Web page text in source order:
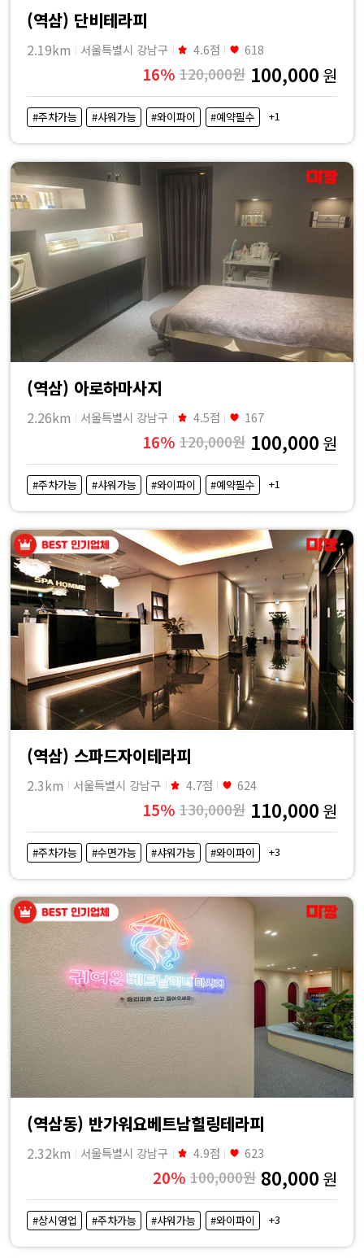
(역삼) 단비테라피
2.19km 서울특별시 강남구 4.6점 618
16% 120,000원 100,000 원
#주차가능 #샤워가능 #와이파이 #예약필수 +1
(역삼) 아로하마사지
2.26km 서울특별시 강남구 4.5점 167
16% 120,000원 100,000 원
#주차가능 #샤워가능 #와이파이 #예약필수 +1
(역삼) 스파드자이테라피
2.3km 서울특별시 강남구 4.7점 624
15% 130,000원 110,000 원
#주차가능 #수면가능 #샤워가능 #와이파이 +3
(역삼동) 반가워요베트남힐링테라피
2.32km 서울특별시 강남구 4.9점 623
20% 100,000원 80,000 원
#상시영업 #주차가능 #샤워가능 #와이파이 +3